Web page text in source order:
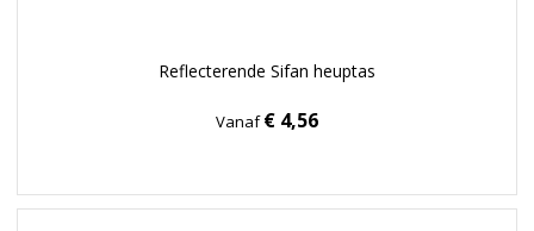
Reflecterende Sifan heuptas
Vanaf€ 4,56